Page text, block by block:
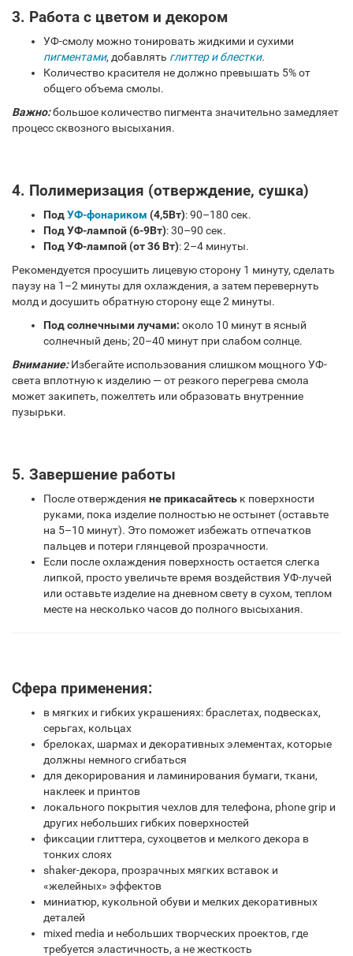
3. Работа с цветом и декором
УФ-смолу можно тонировать жидкими и сухими
пигментами, добавлять глиттер и блестки.
Количество красителя не должно превышать 5% от
общего объема смолы.
Важно:большое количество пигмента значительно замедляет
процесс сквозного высыхания.
4. Полимеризация (отверждение, сушка)
ПодУФ-фонариком (4,5Вт): 90–180 сек.
Под УФ-лампой (6-9Вт): 30–90 сек.
Под УФ-лампой (от 36 Вт): 2–4 минуты.
Рекомендуется просушить лицевую сторону 1 минуту, сделать
паузу на 1–2 минуты для охлаждения, а затем перевернуть
молд и досушить обратную сторону еще 2 минуты.
Под солнечными лучами: около 10 минут в ясный
солнечный день; 20–40 минут при слабом солнце.
Внимание:Избегайте использования слишком мощного УФ-
света вплотную к изделию — от резкого перегрева смола
может закипеть, пожелтеть или образовать внутренние
пузырьки.
5. Завершение работы
После отверждения не прикасайтесь к поверхности
руками, пока изделие полностью не остынет (оставьте
на 5–10 минут). Это поможет избежать отпечатков
пальцев и потери глянцевой прозрачности.
Если после охлаждения поверхность остается слегка
липкой, просто увеличьте время воздействия УФ-лучей
или оставьте изделие на дневном свету в сухом, теплом
месте на несколько часов до полного высыхания.
Сфера применения:
в мягких и гибких украшениях: браслетах, подвесках,
серьгах, кольцах
брелоках, шармах и декоративных элементах, которые
должны немного сгибаться
для декорирования и ламинирования бумаги, ткани,
наклеек и принтов
локального покрытия чехлов для телефона, phone grip и
других небольших гибких поверхностей
фиксации глиттера, сухоцветов и мелкого декора в
тонких слоях
shaker-декора, прозрачных мягких вставок и
«желейных» эффектов
миниатюр, кукольной обуви и мелких декоративных
деталей
mixed media и небольших творческих проектов, где
требуется эластичность, а не жесткость